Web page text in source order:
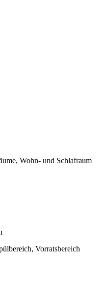
Wohn- und Schlafraum
Vorratsbereich